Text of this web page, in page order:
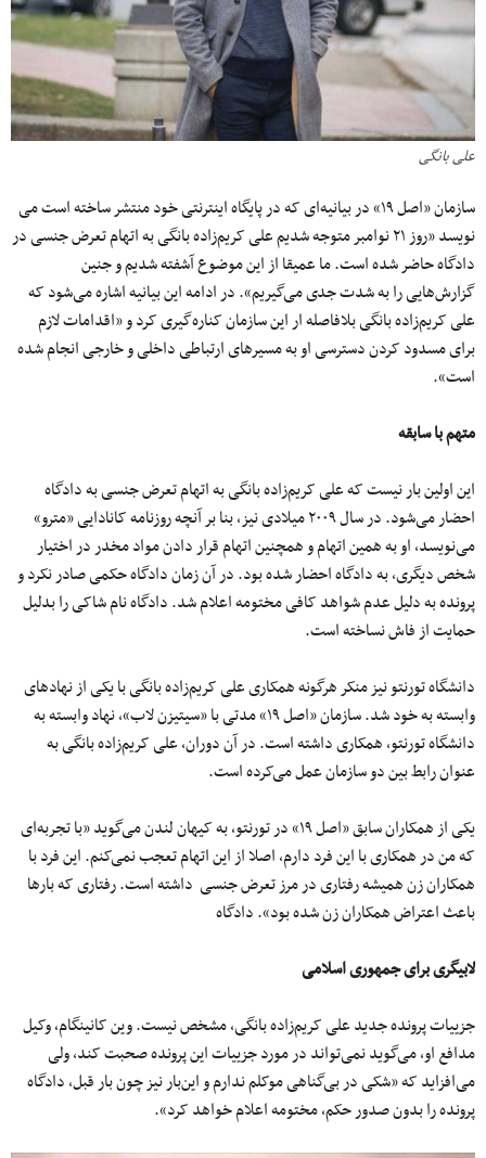
علی بانگی
سازمان «اصل ۱۹» در بیانیه‌ای که در پایگاه اینترنتی خود منتشر ساخته است می
نویسد «روز ۲۱ نوامبر متوجه شدیم علی کریم‌زاده بانگی به اتهام تعرض جنسی در
دادگاه حاضر شده است. ما عمیقا از این موضوع آشفته شدیم و جنین
گزارش‌هایی را به شدت جدی می‌گیریم». در ادامه این بیانیه اشاره می‌شود که
علی کریم‌زاده بانگی بلافاصله ار این سازمان کناره‌گیری کرد و «اقدامات لازم
برای مسدود کردن دسترسی او به مسیر‌های ارتباطی داخلی و خارجی انجام شده
است».
متهم با سابقه
این اولین بار نیست که علی کریم‌زاده بانگی به اتهام تعرض جنسی به دادگاه
احضار می‌شود. در سال ۲۰۰۹ میلادی نیز، بنا بر آنچه روزنامه کانادایی «مترو»
می‌نویسد، او به همین اتهام و همچنین اتهام قرار دادن مواد مخدر در اختیار
شخص دیگری، به دادگاه احضار شده بود. در آن زمان دادگاه حکمی صادر نکرد و
پرونده به دلیل عدم شواهد کافی مختومه اعلام شد. دادگاه نام شاکی را بدلیل
حمایت از فاش نساخته است.
دانشگاه تورنتو نیز منکر هرگونه همکاری علی کریم‌زاده بانگی با یکی از نهاد‌های
وابسته به خود شد. سازمان «اصل ۱۹» مدتی با «سیتیزن لاب»، نهاد وابسته به
دانشگاه تورنتو، همکاری داشته است. در آن دوران، علی کریم‌زاده بانگی به
عنوان رابط بین دو سازمان عمل می‌کرده است.
یکی از همکاران سابق «اصل ۱۹» در تورنتو، به کیهان لندن می‌گوید «با تجربه‌ای
که من در همکاری با این فرد دارم، اصلا از این اتهام تعجب نمی‌کنم. این فرد با
همکاران زن همیشه رفتاری در مرز تعرض جنسی داشته است. رفتاری که بارها
باعث اعتراض همکاران زن شده بود». دادگاه
لابیگری برای جمهوری اسلامی
جزییات پرونده جدید علی کریم‌زاده بانگی، مشخص نیست. وین کانینگام، وکیل
مدافع او، می‌گوید نمی‌تواند در مورد جزییات این پرونده صحبت کند، ولی
می‌افزاید که «شکی در بی‌گناهی موکلم ندارم و این‌بار نیز چون بار قبل، دادگاه
پرونده را بدون صدور حکم، مختومه اعلام خواهد کرد».